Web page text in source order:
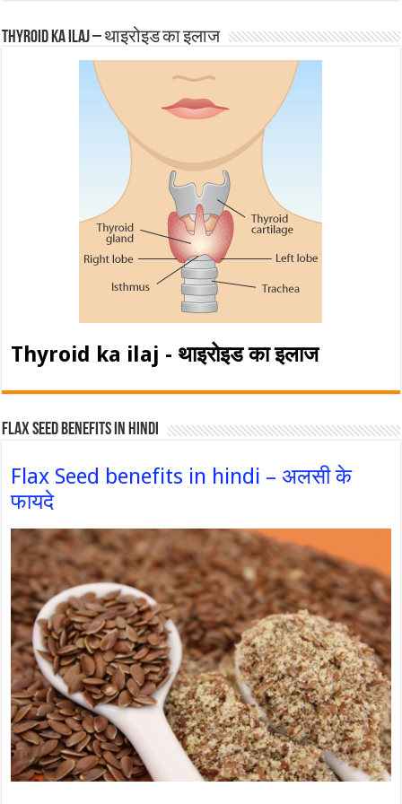
Thyroid ka ilaj – थाइरोइड का इलाज
Thyroid ka ilaj - थाइरोइड का इलाज
Flax Seed Benefits in hindi
Flax Seed benefits in hindi – अलसी के
फायदे